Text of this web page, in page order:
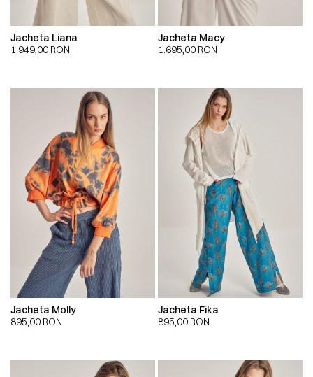
Jacheta Liana
1.949,00 RON
Jacheta Macy
1.695,00 RON
Jacheta Molly
895,00 RON
Jacheta Fika
895,00 RON